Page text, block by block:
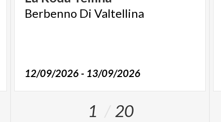
Berbenno Di Valtellina
12/09/2026 - 13/09/2026
1 20